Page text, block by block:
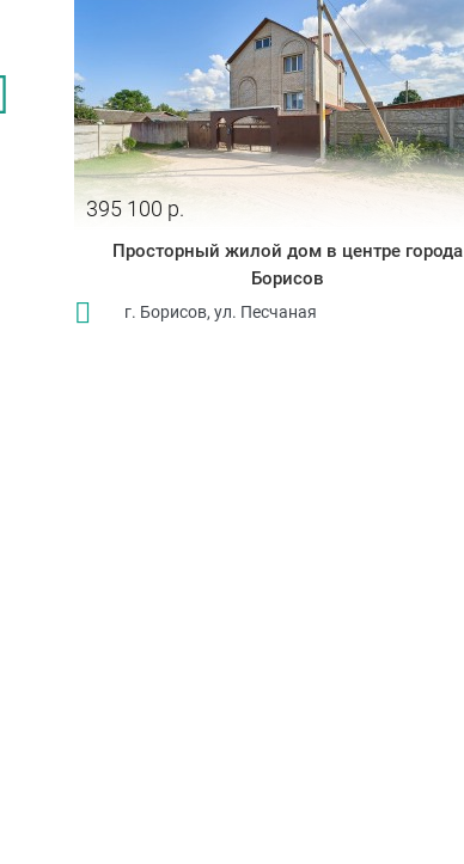
395 100 р.
Просторный жилой дом в центре города
Борисов
г. Борисов, ул. Песчаная